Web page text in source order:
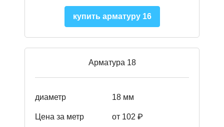
купить арматуру 16
Арматура 18
диаметр 18 мм
Цена за метр от 102 ₽